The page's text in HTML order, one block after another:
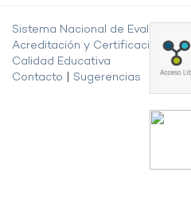
Sistema Nacional de Evaluación,
Acreditación y Certificación de la
Calidad Educativa
Contacto
Sugerencias